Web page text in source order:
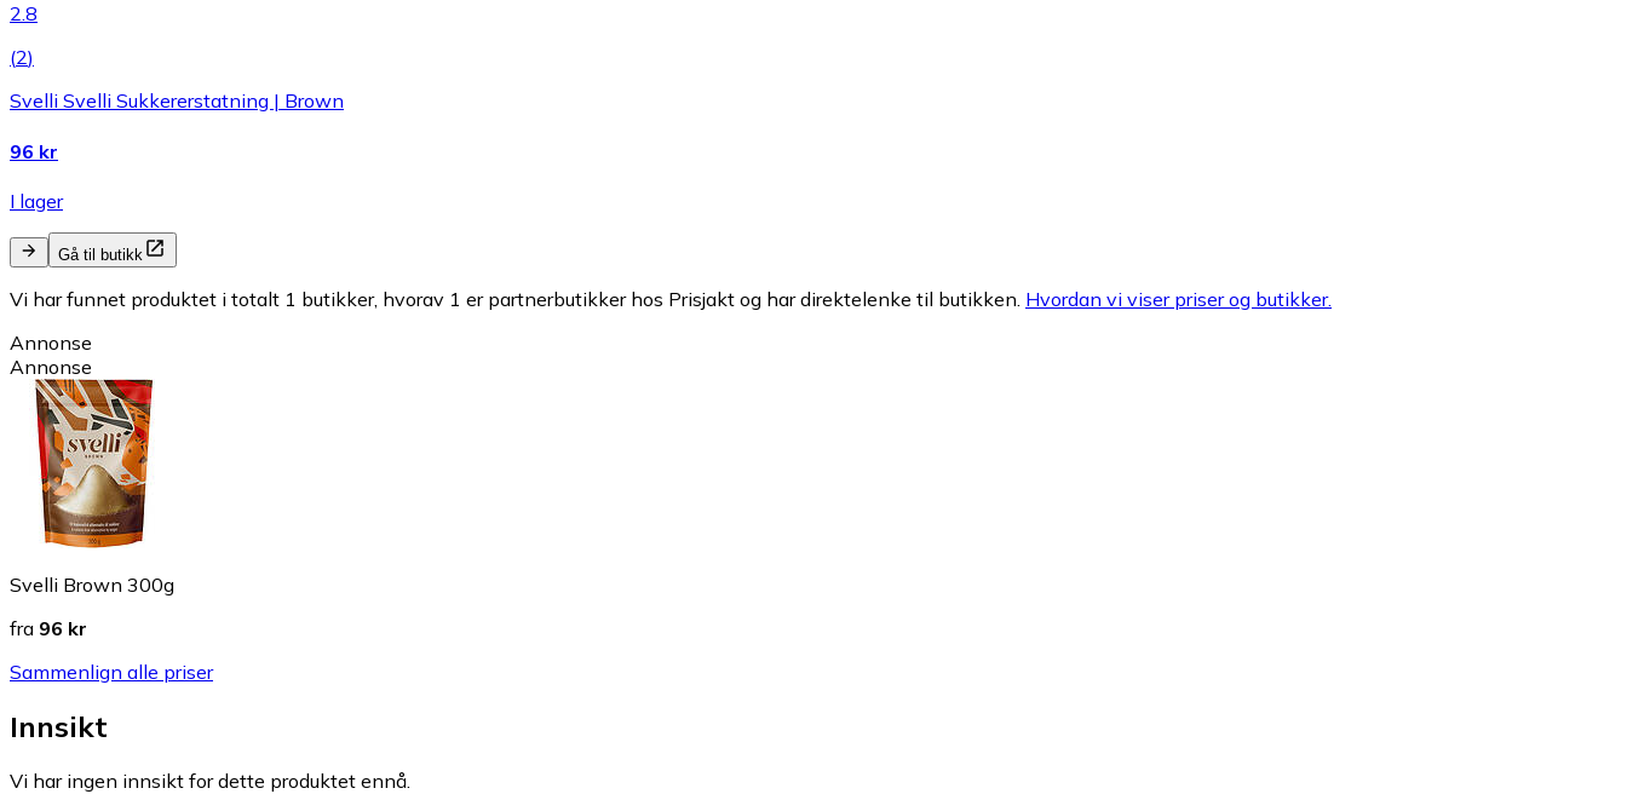
2.8
(2)
Svelli Svelli Sukkererstatning | Brown
96 kr
I lager
Gå til butikk
Vi har funnet produktet i totalt 1 butikker, hvorav 1 er partnerbutikker hos Prisjakt og har direktelenke til butikken. Hvordan vi viser priser og butikker.
Annonse
Annonse
Svelli Brown 300g
fra 96 kr
Sammenlign alle priser
Innsikt
Vi har ingen innsikt for dette produktet ennå.